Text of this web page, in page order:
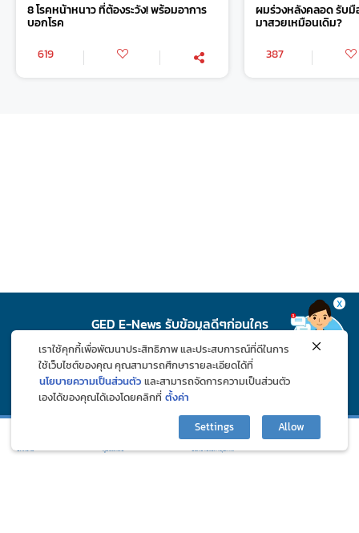
8 โรคหน้าหนาว ที่ต้องระวัง! พร้อมอาการ
บอกโรค
619
ผมร่วงหลังคลอด รับมื
มาสวยเหมือนเดิม?
387
GED E-News รับข้อมูลดีๆก่อนใคร
บทความ ภูมิแพ้คลับ
X
เราใช้คุกกี้เพื่อพัฒนาประสิทธิภาพ และประสบการณ์ที่ดีในการ
ใช้เว็บไซต์ของคุณ คุณสามารถศึกษารายละเอียดได้ที่
นโยบายความเป็นส่วนตัว และสามารถจัดการความเป็นส่วนตัว
เองได้ของคุณได้เองโดยคลิกที่ ตั้งค่า
Settings
Allow